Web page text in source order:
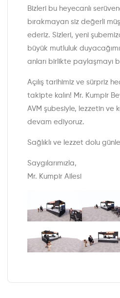
Bizleri bu heyecanlı
bırakmayan siz değerli
ederiz. Sizleri, yeni
büyük mutluluk
anları birlikte paylaşmayı
Açılış tarihimiz ve sürpriz
takipte kalın! Mr. Kumpir
AVM şubesiyle, lezzetin ve
devam ediyoruz.
Sağlıklı ve lezzet dolu
Saygılarımızla,
Mr. Kumpir Ailesi